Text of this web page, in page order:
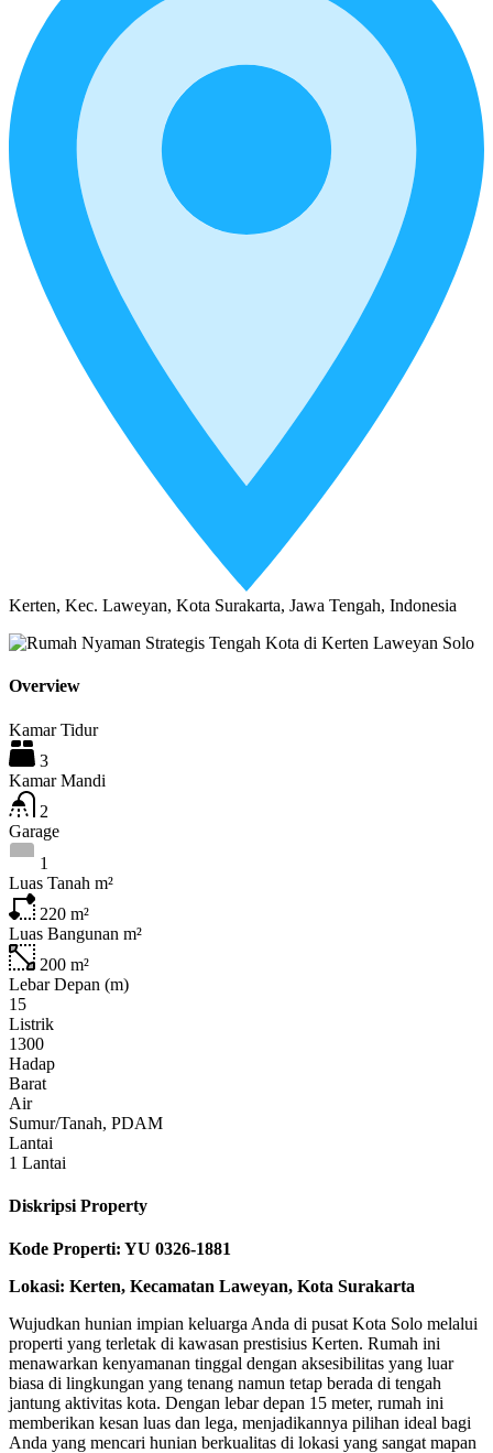
Kerten, Kec. Laweyan, Kota Surakarta, Jawa Tengah, Indonesia
Overview
Kamar Tidur
3
Kamar Mandi
2
Garage
1
Luas Tanah m²
220 m²
Luas Bangunan m²
200 m²
Lebar Depan (m)
15
Listrik
1300
Hadap
Barat
Air
Sumur/Tanah, PDAM
Lantai
1 Lantai
Diskripsi Property
Kode Properti: YU 0326-1881
Lokasi: Kerten, Kecamatan Laweyan, Kota Surakarta
Wujudkan hunian impian keluarga Anda di pusat Kota Solo melalui
properti yang terletak di kawasan prestisius Kerten. Rumah ini
menawarkan kenyamanan tinggal dengan aksesibilitas yang luar
biasa di lingkungan yang tenang namun tetap berada di tengah
jantung aktivitas kota. Dengan lebar depan 15 meter, rumah ini
memberikan kesan luas dan lega, menjadikannya pilihan ideal bagi
Anda yang mencari hunian berkualitas di lokasi yang sangat mapan